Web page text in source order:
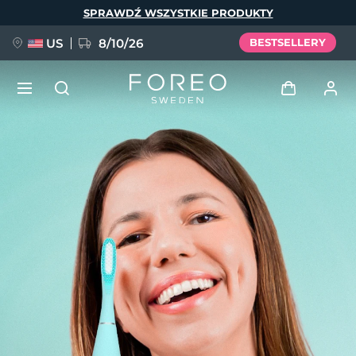
SPRAWDŹ WSZYSTKIE PRODUKTY
US 8/10/26 BESTSELLERY
Profil użytkownika
Moje urządzenia
Moje zamówienia
Moje adresy
Moje subskrypcje
FAQ™ Pure Beauty-Tech Elixir
BREAKING NEWS
issa™ Teeth Whitening Set
Deutsch
Español
Français
Italiano
Português
Svenska
Русский
简体中文 繁體中文